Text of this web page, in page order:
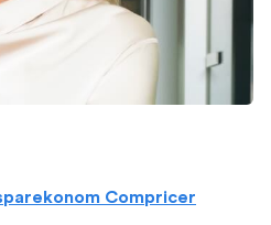
Compricer